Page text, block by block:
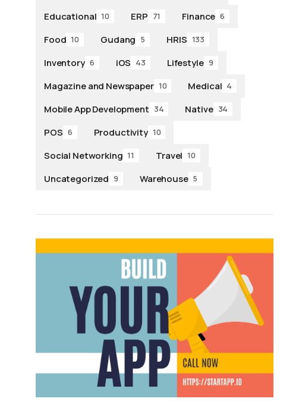
Educational 10 ERP 71 Finance 6
Food 10 Gudang 5 HRIS 133
Inventory 6 iOS 43 Lifestyle 9
Magazine and Newspaper 10 Medical 4
Mobile App Development 34 Native 34
POS 6 Productivity 10
Social Networking 11 Travel 10
Uncategorized 9 Warehouse 5